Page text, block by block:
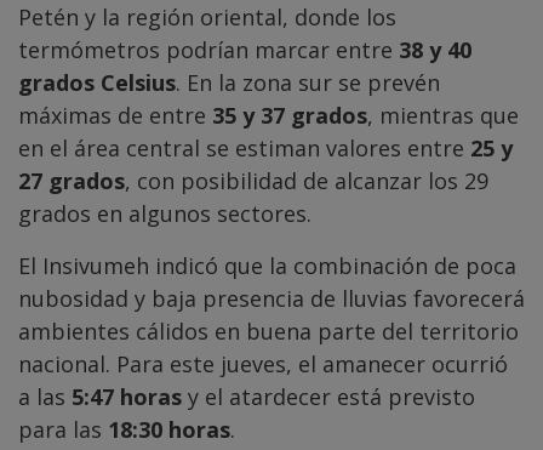
Petén y la región oriental, donde los
termómetros podrían marcar entre 38 y 40
grados Celsius. En la zona sur se prevén
máximas de entre 35 y 37 grados, mientras que
en el área central se estiman valores entre 25 y
27 grados, con posibilidad de alcanzar los 29
grados en algunos sectores.
El Insivumeh indicó que la combinación de poca
nubosidad y baja presencia de lluvias favorecerá
ambientes cálidos en buena parte del territorio
nacional. Para este jueves, el amanecer ocurrió
a las 5:47 horas y el atardecer está previsto
para las 18:30 horas.